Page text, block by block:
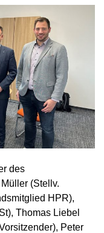
des
(Stellv.
HPR),
Thomas Liebel
Peter